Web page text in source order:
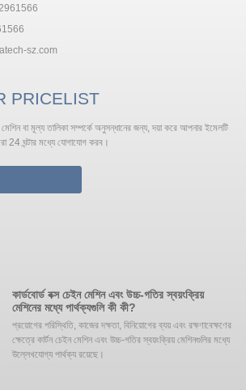
sz.com
PRICELIST
মেশিন বা মূল্য তালিকা সম্পর্কে অনুসন্ধানের জন্য, দয়া করে আপনার ইমেলটি
24 ঘন্টার মধ্যে যোগাযোগ করব।
কার্ডবোর্ড বক্স চেইন মেশিন এবং উচ্চ-গতির স্বয়ংক্রিয়
মেশিনের মধ্যে পার্থক্যগুলি কী কী?
প্রয়োগের পরিস্থিতি, কাজের দক্ষতা, বিনিয়োগের ব্যয় এবং রক্ষণাবেক্ষণের
ক্ষেত্রে কার্টন চেইন মেশিন এবং উচ্চ-গতির স্বয়ংক্রিয় মেশিনগুলির মধ্যে
উল্লেখযোগ্য পার্থক্য রয়েছে। ‌‌